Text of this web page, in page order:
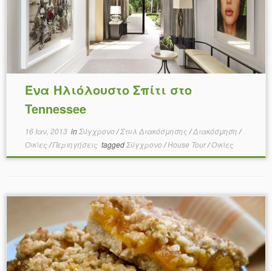
Ένα Ηλιόλουστο Σπίτι στο
Tennessee
16 Ιαν, 2013inΣύγχρονο /Στυλ Διακόσμησης /Διακόσμηση /
Οικίες /Περιηγήσεις taggedΣύγχρονο /House Tour/Οικίες